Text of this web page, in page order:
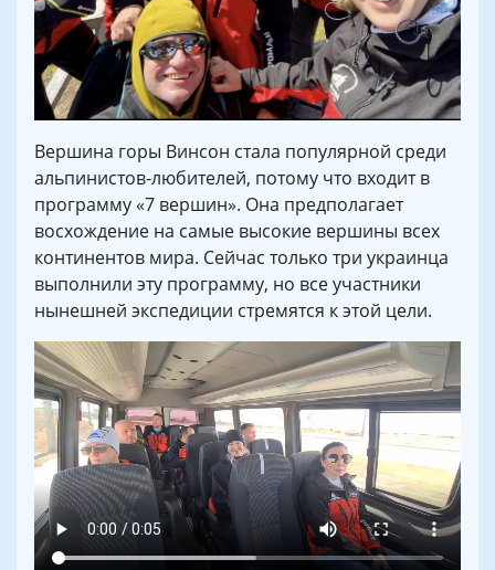
Вершина горы Винсон стала популярной среди
альпинистов-любителей, потому что входит в
программу «7 вершин». Она предполагает
восхождение на самые высокие вершины всех
континентов мира. Сейчас только три украинца
выполнили эту программу, но все участники
нынешней экспедиции стремятся к этой цели.